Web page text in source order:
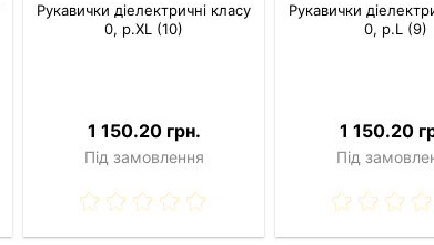
Рукавички діелектричні класу
0, р.XL (10)
1 150.20 грн.
Під замовлення
Рукавички
0, р.L (9)
1 150.20
Під